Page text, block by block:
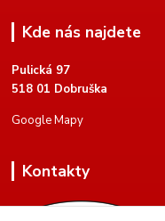
Kde nás najdete
Pulická 97
518 01 Dobruška
Google Mapy
Kontakty